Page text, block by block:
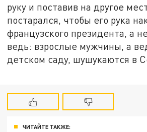
руку и поставив на другое
постарался, чтобы его рука
французского президента, а
ведь: взрослые мужчины, а
детском саду, шушукаются в
ЧИТАЙТЕ ТАКЖЕ: